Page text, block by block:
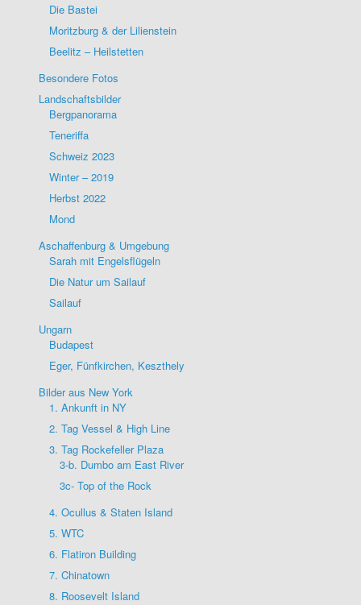
Die Bastei
Moritzburg & der Lilienstein
Beelitz – Heilstetten
Besondere Fotos
Landschaftsbilder
Bergpanorama
Teneriffa
Schweiz 2023
Winter – 2019
Herbst 2022
Mond
Aschaffenburg & Umgebung
Sarah mit Engelsflügeln
Die Natur um Sailauf
Sailauf
Ungarn
Budapest
Eger, Fünfkirchen, Keszthely
Bilder aus New York
1. Ankunft in NY
2. Tag Vessel & High Line
3. Tag Rockefeller Plaza
3-b. Dumbo am East River
3c- Top of the Rock
4. Ocullus & Staten Island
5. WTC
6. Flatiron Building
7. Chinatown
8. Roosevelt Island